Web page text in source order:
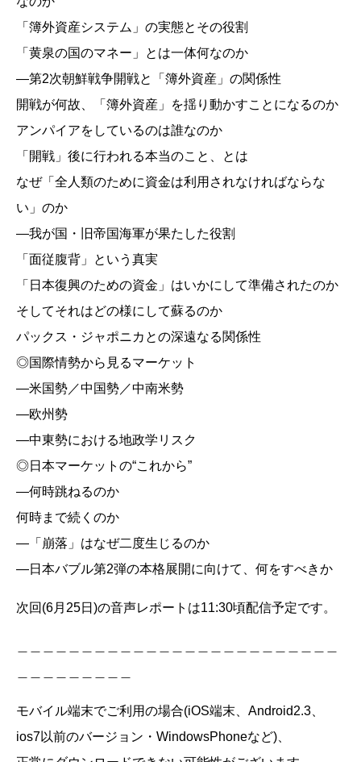
「簿外資産システム」の実態とその役割
「黄泉の国のマネー」とは一体何なのか
―第2次朝鮮戦争開戦と「簿外資産」の関係性
開戦が何故、「簿外資産」を揺り動かすことになるのか
アンパイアをしているのは誰なのか
「開戦」後に行われる本当のこと、とは
なぜ「全人類のために資金は利用されなければならな
い」のか
―我が国・旧帝国海軍が果たした役割
「面従腹背」という真実
「日本復興のための資金」はいかにして準備されたのか
そしてそれはどの様にして蘇るのか
パックス・ジャポニカとの深遠なる関係性
◎国際情勢から見るマーケット
―米国勢／中国勢／中南米勢
―欧州勢
―中東勢における地政学リスク
◎日本マーケットの“これから”
―何時跳ねるのか
何時まで続くのか
―「崩落」はなぜ二度生じるのか
―日本バブル第2弾の本格展開に向けて、何をすべきか
次回(6月25日)の音声レポートは11:30頃配信予定です。
モバイル端末でご利用の場合(iOS端末、Android2.3、
ios7以前のバージョン・WindowsPhoneなど)、